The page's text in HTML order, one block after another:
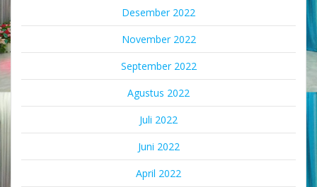
Desember 2022
November 2022
September 2022
Agustus 2022
Juli 2022
Juni 2022
April 2022